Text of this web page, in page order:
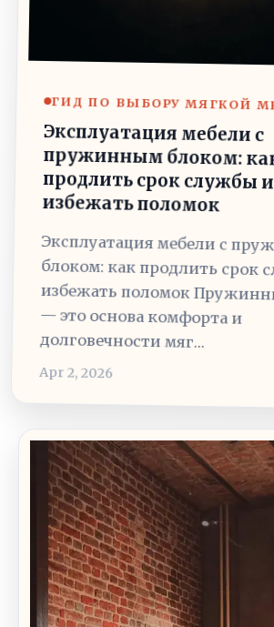
ГИД ПО ВЫБОРУ МЯГКОЙ
Эксплуатация мебели с
пружинным блоком: как
продлить срок службы и
избежать поломок
Эксплуатация мебели с
блоком: как продлить срок
избежать поломок
— это основа
долговечности мяг…
Apr 2, 2026